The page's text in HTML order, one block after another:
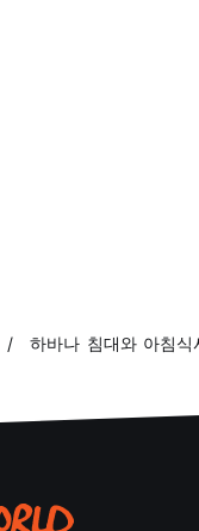
하바나 침대와 아침식